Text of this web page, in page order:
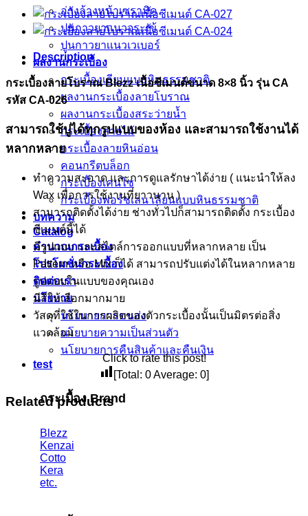
อ่างล้างหน้าเซรามิค
ปูนกาวยาเเนวจระเข้
ปูนกาวยาเเนวเวเบอร์
ผลงานกระเบื้อง
กระเบื้องเลียนแบบหินธรรมชาติ
ผลงานกระเบื้องลายโบราณ
ผลงานกระเบื้องสระว่ายนํ้า
กระเบื้องลายไม้
กระเบื้องลายหินอ่อน
คอนกรีตบล็อก
กระเบื้องเคนไซ
กระเบื้องพอร์ชเลน เลียนเเบบหินธรรมชาติ
บทความ
Catalog
คำนวณกระเบื้อง
โปรโมชั่นกระเบื้อง
ติดต่อเรา
นโยบาย
นโยบายการขนส่ง
นโยบายความเป็นส่วนตัว
นโยบายการคืนสินค้าและคืนเงิน
test
กระเบื้อง Brand
Blezz
Kenzai
Cotto
Kera
etc.
quantity
Description
กระเบื้องลายโบราณ Blezz เนื้อซีเมนต์ขนาด 8×8 นิ้ว รุ่น CA
รหัส CA-026
สามารถใช้ปูได้ทุกรูปแบบของห้อง และสามารถใช้งานได้
หลากหลาย
ทำความสะอาด และการดูแลรักษาได้ง่าย ( แนะนำให้ลง
Wax เพื่อการใช้งานที่ยาวนาน )
สามารถติดตั้งได้ง่าย ช่างทั่วไปก็สามารถติดตั้ง กระเบื้อง
ซีเมนต์นี้ได้
มีรูปแบบ และสไตล์การออกแบบที่หลากหลาย เป็น
Pattern หรือ Mix ก็ได้ สามารถปรับแต่งได้ในหลากหลาย
รูปแบบในแบบของคุณเอง
มีสีให้เลือกมากมาย
วัสดุที่ใช้ในการผลิตของตัวกระเบื้องนั้นเป็นมิตรต่อสิ่ง
แวดล้อม
Click to rate this post!
[Total: 0Average: 0]
Related products